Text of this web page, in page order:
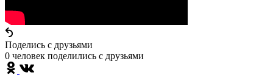
Поделись c друзьями
0 человек поделились c друзьями